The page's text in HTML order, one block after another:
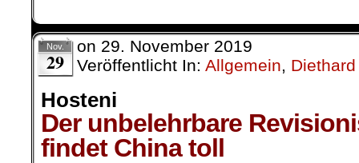
Nov.
29
on 29. November 2019
Veröffentlicht In: Allgemein,
Hosteni
Der unbelehrbare
findet China toll